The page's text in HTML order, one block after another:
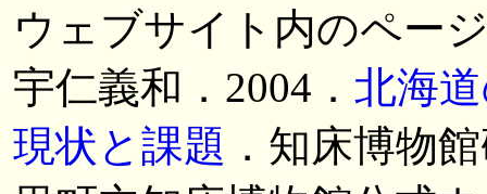
ウェブサイト内のペー
宇仁義和．2004． 北海
現状と課題 ．知床博物